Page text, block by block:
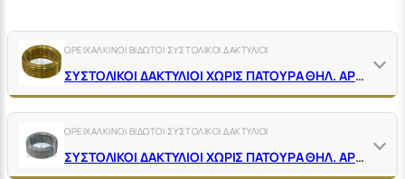
ΟΡΕΙΧΑΛΚΙΝΟΙ ΒΙΔΩΤΟΙ ΣΥΣΤΟΛΙΚΟΙ ΔΑΚΤΥΛΙΟΙ
ΣΥΣΤΟΛΙΚΟΙ ΔΑΚΤΥΛΙΟΙ ΧΩΡΙΣ ΠΑΤΟΥΡΑ ΘΗΛ. ΑΡΣ. ΟΡΕΙΧΑΛΚΙΝΟΙ ΚΙΤΡΙΝΟΙ
ΟΡΕΙΧΑΛΚΙΝΟΙ ΒΙΔΩΤΟΙ ΣΥΣΤΟΛΙΚΟΙ ΔΑΚΤΥΛΙΟΙ
ΣΥΣΤΟΛΙΚΟΙ ΔΑΚΤΥΛΙΟΙ ΧΩΡΙΣ ΠΑΤΟΥΡΑ ΘΗΛ. ΑΡΣ. ΟΡΕΙΧΑΛΚΙΝΟΙ ΧΡΩΜΕ